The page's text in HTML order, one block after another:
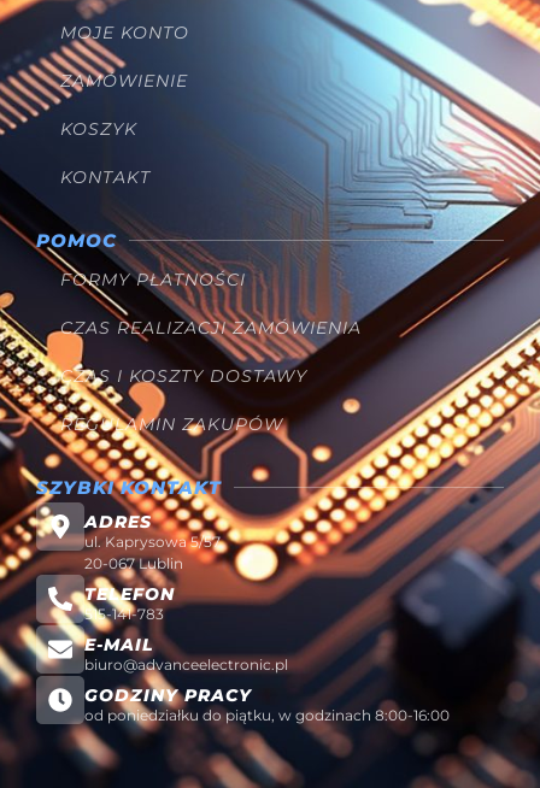
MOJE KONTO
ZAMÓWIENIE
KOSZYK
KONTAKT
POMOC
FORMY PŁATNOŚCI
CZAS REALIZACJI ZAMÓWIENIA
CZAS I KOSZTY DOSTAWY
REGULAMIN ZAKUPÓW
SZYBKI KONTAKT
ADRES
ul. Kaprysowa 5/57
20-067 Lublin
TELEFON
515-141-783
E-MAIL
biuro@advanceelectronic.pl
GODZINY PRACY
od poniedziałku do piątku, w godzinach 8:00-16:00